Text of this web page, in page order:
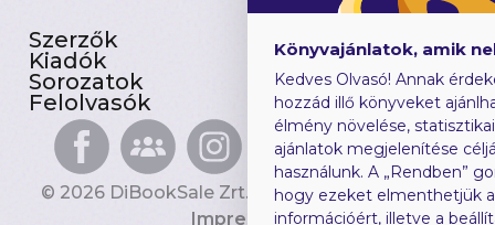
Szerzők
Kiadók
Sorozatok
Felolvasók
Gyerekkönyvek
Heti toplista
Ajándékutalvány
Blog
© 2026 DiBookSale Zrt. Minden jog fenntartva.
Impresszum
Könyvajánlatok, amik
Kedves Olvasó! Annak
hozzád illő könyveket
élmény növelése,
ajánlatok megjelenítése
használunk. A „Rendben”
hogy ezeket elmenthetjük
információért, illetve a